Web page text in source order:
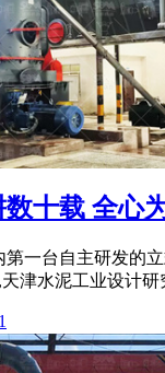
十载 全心
第一台自主研发的
天津水泥工业设计